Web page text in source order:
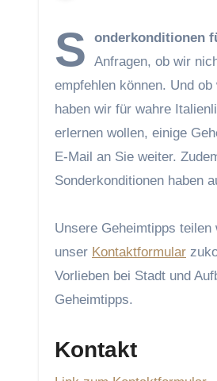
S onderkonditionen
Anfragen, ob wir
empfehlen können. Und
haben wir für wahre
erlernen wollen, einige
E-Mail an Sie weiter.
Sonderkonditionen haben
Unsere Geheimtipps
unser Kontaktformular
Vorlieben bei Stadt und
Geheimtipps.
Kontakt